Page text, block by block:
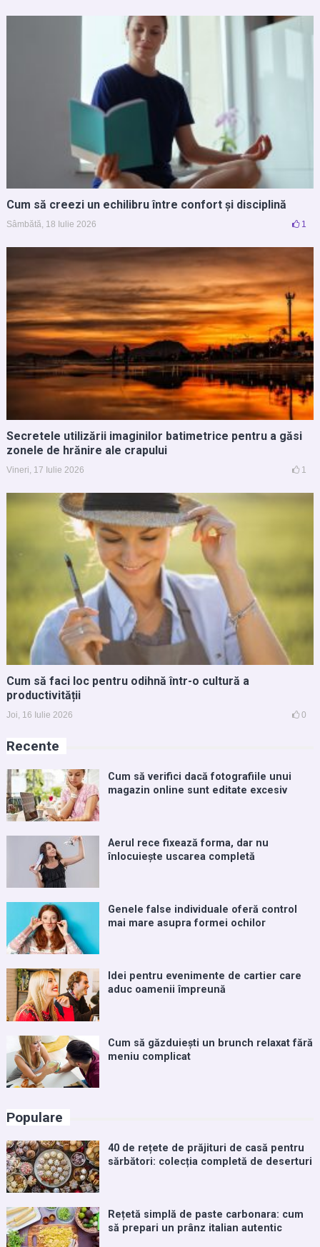
Cum să creezi un echilibru între confort și disciplină
Sâmbătă, 18 Iulie 2026 1
Secretele utilizării imaginilor batimetrice pentru a găsi
zonele de hrănire ale crapului
Vineri, 17 Iulie 2026 1
Cum să faci loc pentru odihnă într-o cultură a
productivității
Joi, 16 Iulie 2026 0
Recente
Cum să verifici dacă fotografiile unui
magazin online sunt editate excesiv
Aerul rece fixează forma, dar nu
înlocuiește uscarea completă
Genele false individuale oferă control
mai mare asupra formei ochilor
Idei pentru evenimente de cartier care
aduc oamenii împreună
Cum să găzduiești un brunch relaxat fără
meniu complicat
Populare
40 de rețete de prăjituri de casă pentru
sărbători: colecția completă de deserturi
Rețetă simplă de paste carbonara: cum
să prepari un prânz italian autentic